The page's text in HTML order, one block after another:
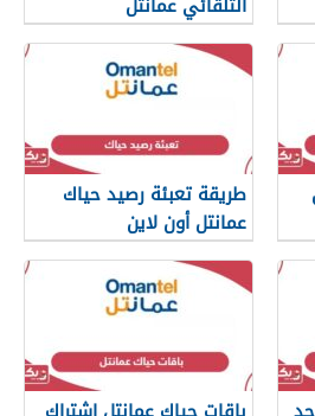
طريقة تعبئة رصيد حياك
عمانتل أون لاين